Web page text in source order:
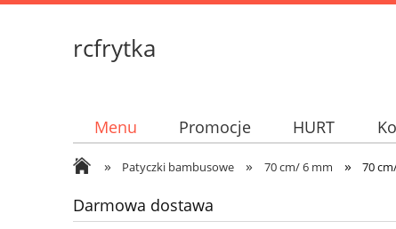
rcfrytka
Menu Promocje HURT
» Patyczki bambusowe » 70 cm/ 6 mm » 70
Darmowa dostawa